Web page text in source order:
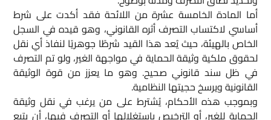
أما المادة الخامسة عشرة من اللائحة فقد أكدت على شرط
أساسي لاكتساب التصرف أثره القانوني، وهو قيده في السجل
الخاص بالهيئة، حيث يُعد هذا القيد شرطًا جوهريًا لنفاذ أي نقل
لحقوق ملكية وثيقة الحماية في مواجهة الغير، ولو تم التصرف
في ظل سند قانوني صحيح. وهو ما يعزز من قوة الوثيقة
القانونية ويرسخ حجيتها النظامية.
وبموجب هذه الأحكام، يُشترط على من يرغب في نقل وثيقة
الحماية للغير، أو الترخيص باستغلالها أو التصرف فيها، أن يتبع